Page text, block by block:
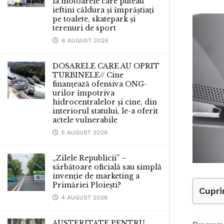
ieftini căldura și împrăștiați
pe toalete, skatepark și
terenuri de sport
6 AUGUST 2026
DOSARELE CARE AU OPRIT
TURBINELE// Cine
finanțează ofensiva ONG-
urilor împotriva
hidrocentralelor și cine, din
interiorul statului, le-a oferit
actele vulnerabile
5 AUGUST 2026
„Zilele Republicii” –
sărbătoare oficială sau simplă
invenție de marketing a
Primăriei Ploiești?
4 AUGUST 2026